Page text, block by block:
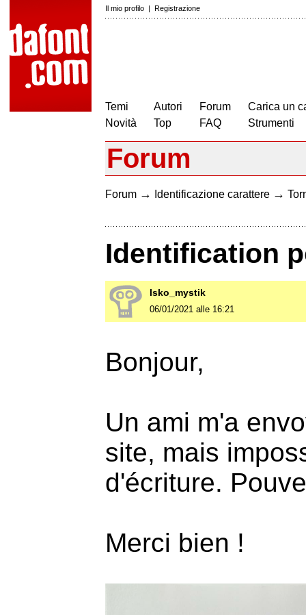
Il mio profilo | Registrazione
Temi
Novità
Autori
Top
Forum
FAQ
Carica un
Strumenti
Forum
Forum → Identificazione carattere →
Identification
Isko_mystik
06/01/2021 alle 16:21
Bonjour,
Un ami m'a
site, mais
d'écriture.
Merci bien !